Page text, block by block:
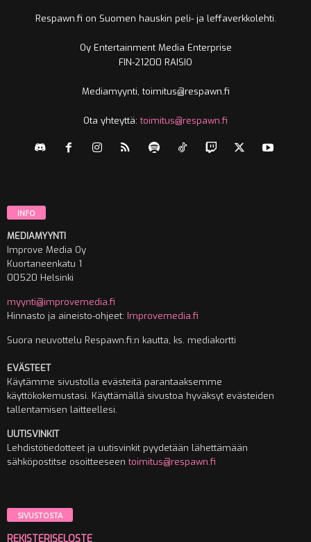
Respawn.fi on Suomen hauskin peli- ja leffaverkkolehti.
Oy Entertainment Media Enterprise
FIN-21200 RAISIO
Mediamyynti, toimitus@respawn.fi
Ota yhteyttä:toimitus@respawn.fi
INFO
MEDIAMYYNTI
Improve Media Oy
Kuortaneenkatu 1
00520 Helsinki
myynti@improvemedia.fi
Hinnasto ja aineisto-ohjeet: Improvemedia.fi
Suora neuvottelu Respawn.fi:n kautta, ks. mediakortti
EVÄSTEET
Käytämme sivustolla evästeitä parantaaksemme
käyttökokemustasi. Käyttämällä sivustoa hyväksyt evästeiden
tallentamisen laitteellesi.
UUTISVINKIT
Lehdistötiedotteet ja uutisvinkit pyydetään lähettämään
sähköpostitse osoitteeseentoimitus@respawn.fi
SIVUSTOSTA
REKISTERISELOSTE